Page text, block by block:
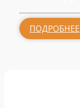
ПОДРОБНЕЕ